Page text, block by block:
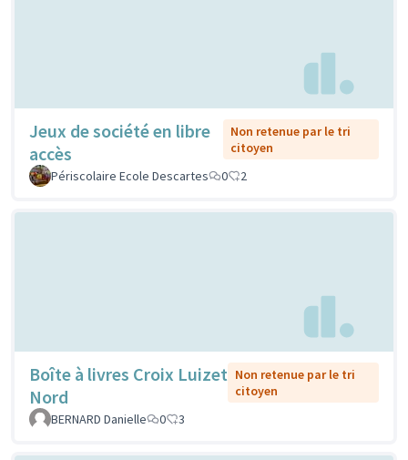
Jeux de société en libre
accès
Non retenue par le tri
citoyen
Périscolaire Ecole Descartes
0 2
Boîte à livres Croix Luizet
Nord
Non retenue par le tri
citoyen
BERNARD Danielle
0 3